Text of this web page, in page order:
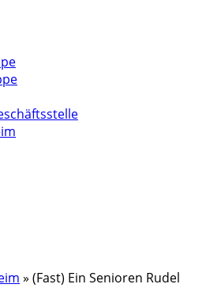
» (Fast) Ein Senioren Rudel